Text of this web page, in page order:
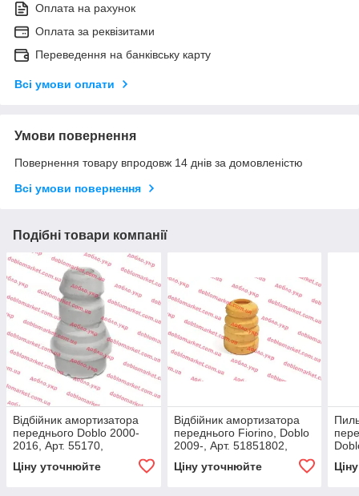
Оплата на рахунок
Оплата за реквізитами
Переведення на банківську карту
Всі умови оплати
Умови повернення
Повернення товару впродовж 14 днів за домовленістю
Всі умови повернення
Подібні товари компанії
Відбійник амортизатора
переднього Doblo 2000-
2016, Арт. 55170,
RAPRO
Ціну уточнюйте
Відбійник амортизатора
переднього Fiorino, Doblo
2009-, Арт. 51851802,
51851802, 51810447, FIAT
Ціну уточнюйте